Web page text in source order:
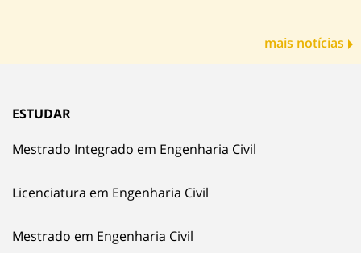
mais notícias
ESTUDAR
Mestrado Integrado em Engenharia Civil
Licenciatura em Engenharia Civil
Mestrado em Engenharia Civil